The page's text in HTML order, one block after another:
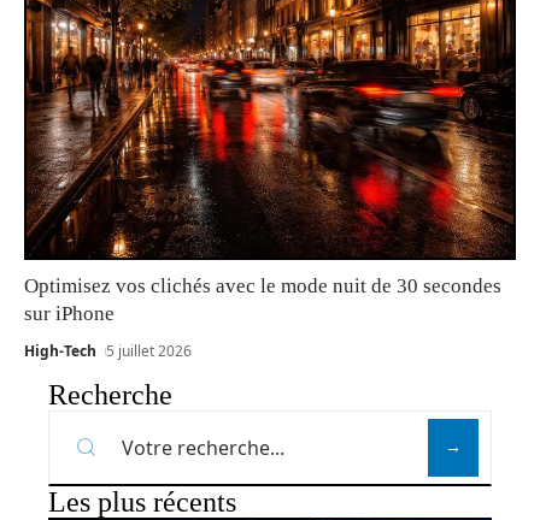
Optimisez vos clichés avec le mode nuit de 30 secondes
sur iPhone
High-Tech 5 juillet 2026
Recherche
Les plus récents